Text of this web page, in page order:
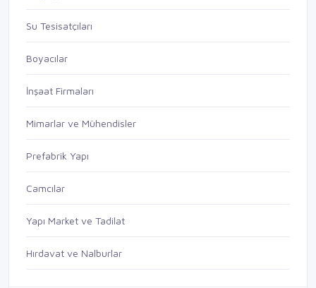
Su Tesisatçıları
Boyacılar
İnşaat Firmaları
Mimarlar ve Mühendisler
Prefabrik Yapı
Camcılar
Yapı Market ve Tadilat
Hırdavat ve Nalburlar